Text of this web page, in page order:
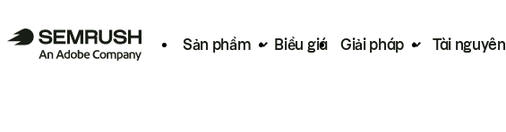
Sản phẩm Biểu giá Giải pháp Tài nguyên